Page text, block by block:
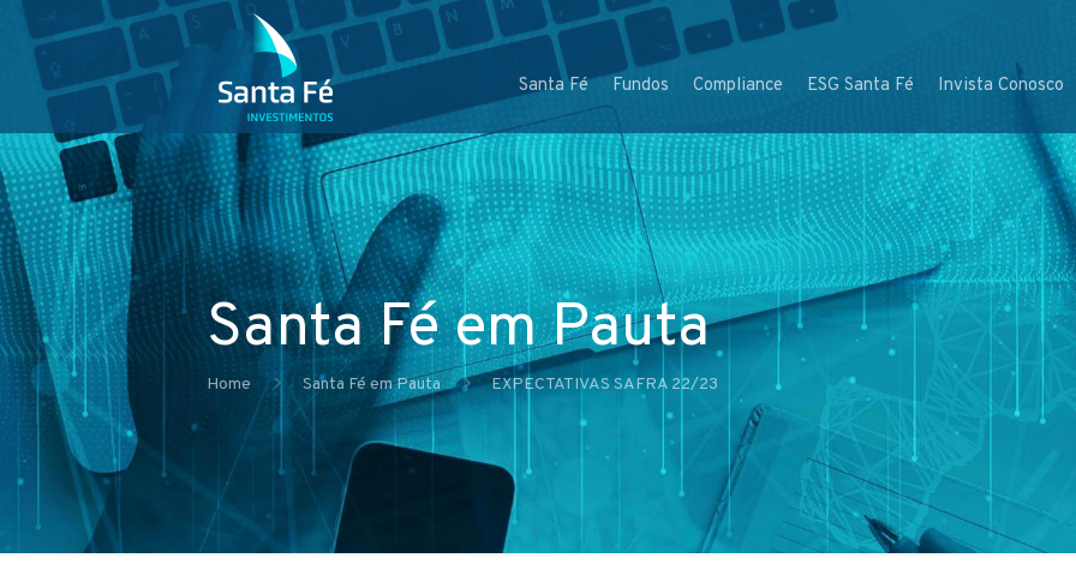
Santa Fé Fundos Compliance ESG Santa Fé Invista Conosco
Santa Fé em Pauta
Home Santa Fé em Pauta EXPECTATIVAS SAFRA 22/23